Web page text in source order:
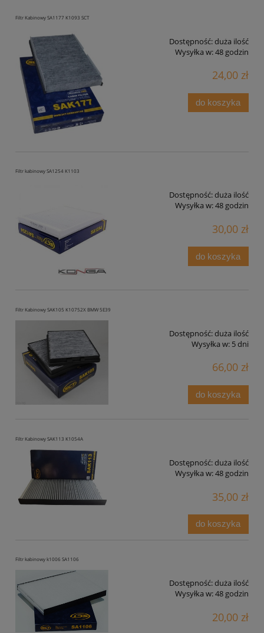
Filtr Kabinowy SA1177 K1093 SCT
Dostępność:duża ilość
Wysyłka w:48 godzin
24,00 zł
do koszyka
Filtr kabinowy SA1254 K1103
Dostępność:duża ilość
Wysyłka w:48 godzin
30,00 zł
do koszyka
Filtr Kabinowy SAK105 K10752X BMW 5E39
Dostępność:duża ilość
Wysyłka w: 5 dni
66,00 zł
do koszyka
Filtr Kabinowy SAK113 K1054A
Dostępność:duża ilość
Wysyłka w:48 godzin
35,00 zł
do koszyka
Filtr kabinowy k1006 SA1106
Dostępność:duża ilość
Wysyłka w:48 godzin
20,00 zł